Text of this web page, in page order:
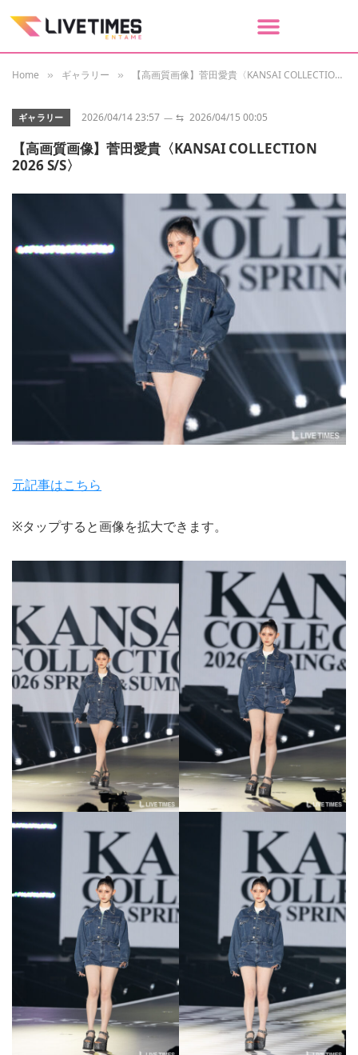
Home » ギャラリー » 【高画質画像】菅田愛貴〈KANSAI COLLECTION 2026 S/S〉
ギャラリー 2026/04/14 23:57 ⇆ 2026/04/15 00:05
【高画質画像】菅田愛貴〈KANSAI COLLECTION
2026 S/S〉
元記事はこちら
※タップすると画像を拡大できます。